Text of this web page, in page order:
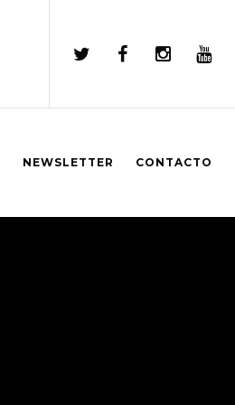
NEWSLETTER CONTACTO